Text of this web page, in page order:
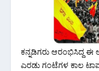
ಕನ್ನಡಿಗರು ಆರಂಭಿಸಿದ್ದ
ಎರಡು ಗಂಟೆಗಳ ಕಾಲ